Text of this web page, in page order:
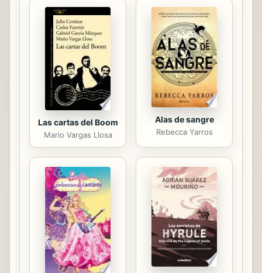
Las cartas del Boom
Mario Vargas Llosa
Alas de sangre
Rebecca Yarros